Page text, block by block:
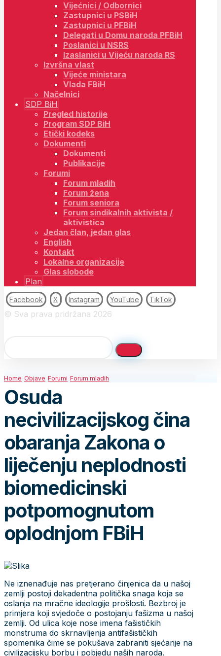
Vijećnici / Odbornici
Zastupnici u PSBiH
Zastupnici u PFBiH
Delegati u Domu naroda PFBiH
Poslanici u NSRS
Izaslanici u Vijeću naroda RS
Izvršna vlast
Vijeće ministara
Vlada FBiH
Načelnici
SDP BiH
Pregled historije
Program SDP BiH
Etički kodeks
Dokumenti
Dokumenti
Publikacije
Forumi
Forum mladih
Forum žena
Forum seniora
Forum sindikalnih aktivista /
aktivistica
Jedan član, jedan glas
English
Kontakt
Lokalne organizacije
Glas slobode
Plan
Facebook X Instagram YouTube TikTok
© Sva prava pridržana 2026
Home Objave Forumi Forum mladih
Osuda
necivilizacijskog čina
obaranja Zakona o
liječenju neplodnosti
biomedicinski
potpomognutom
oplodnjom FBiH
Ne iznenađuje nas pretjerano činjenica da u našoj
zemlji postoji dekadentna politička snaga koja se
oslanja na mračne ideologije prošlosti. Bezbroj je
primjera koji svjedoče o postojanju fašizma u našoj
zemlji. Od ulica koje nose imena fašističkih
monstruma do skrnavljenja antifašističkih
spomenika čime se pokušava zabraniti sjećanje na
civilizacijsku borbu i pobjedu naših naroda.